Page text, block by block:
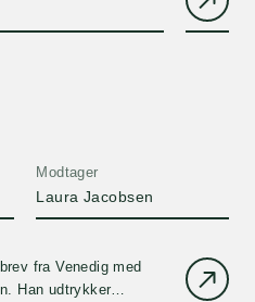
Modtager
Laura Jacobsen
fra Venedig med
Han udtrykker